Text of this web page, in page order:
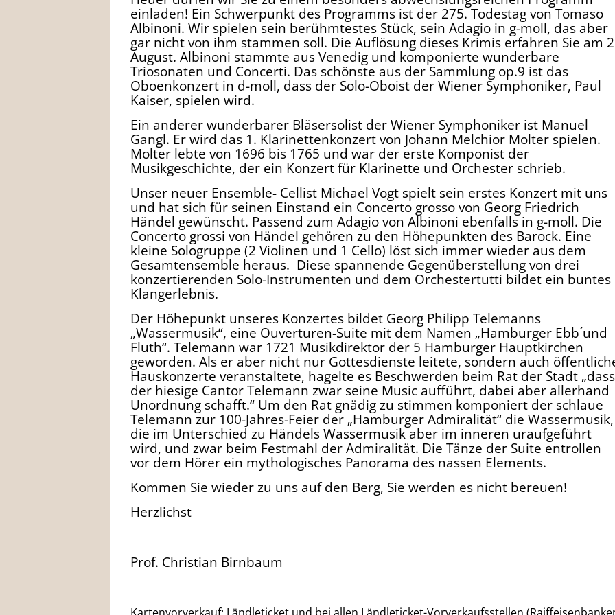
einladen! Ein Schwerpunkt des Programms ist der 275. Todestag von Tomaso
Albinoni. Wir spielen sein berühmtestes Stück, sein Adagio in g-moll, das aber
gar nicht von ihm stammen soll. Die Auflösung dieses Krimis erfahren Sie am
August. Albinoni stammte aus Venedig und komponierte wunderbare
Triosonaten und Concerti. Das schönste aus der Sammlung op.9 ist das
Oboenkonzert in d-moll, dass der Solo-Oboist der Wiener Symphoniker, Paul
Kaiser, spielen wird.
Ein anderer wunderbarer Bläsersolist der Wiener Symphoniker ist Manuel
Gangl. Er wird das 1. Klarinettenkonzert von Johann Melchior Molter spielen.
Molter lebte von 1696 bis 1765 und war der erste Komponist der
Musikgeschichte, der ein Konzert für Klarinette und Orchester schrieb.
Unser neuer Ensemble- Cellist Michael Vogt spielt sein erstes Konzert mit uns
und hat sich für seinen Einstand ein Concerto grosso von Georg Friedrich
Händel gewünscht. Passend zum Adagio von Albinoni ebenfalls in g-moll. Die
Concerto grossi von Händel gehören zu den Höhepunkten des Barock. Eine
kleine Sologruppe (2 Violinen und 1 Cello) löst sich immer wieder aus dem
Gesamtensemble heraus. Diese spannende Gegenüberstellung von drei
konzertierenden Solo-Instrumenten und dem Orchestertutti bildet ein buntes
Klangerlebnis.
Der Höhepunkt unseres Konzertes bildet Georg Philipp Telemanns
„Wassermusik“, eine Ouverturen-Suite mit dem Namen „Hamburger Ebb´und
Fluth“. Telemann war 1721 Musikdirektor der 5 Hamburger Hauptkirchen
geworden. Als er aber nicht nur Gottesdienste leitete, sondern auch
Hauskonzerte veranstaltete, hagelte es Beschwerden beim Rat der Stadt „dass
der hiesige Cantor Telemann zwar seine Music aufführt, dabei aber allerhand
Unordnung schafft.“ Um den Rat gnädig zu stimmen komponiert der schlaue
Telemann zur 100-Jahres-Feier der „Hamburger Admiralität“ die Wassermusik,
die im Unterschied zu Händels Wassermusik aber im inneren uraufgeführt
wird, und zwar beim Festmahl der Admiralität. Die Tänze der Suite entrollen
vor dem Hörer ein mythologisches Panorama des nassen Elements.
Kommen Sie wieder zu uns auf den Berg, Sie werden es nicht bereuen!
Herzlichst
Prof. Christian Birnbaum